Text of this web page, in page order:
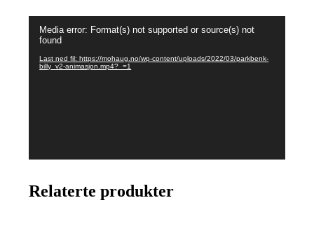
Media error: Format(s) not supported or source(s) not
found
Last ned fil: https://mohaug.no/wp-content/uploads/2022/03/parkbenk-
billy_v2-animasjon.mp4?_=1
Relaterte produkter